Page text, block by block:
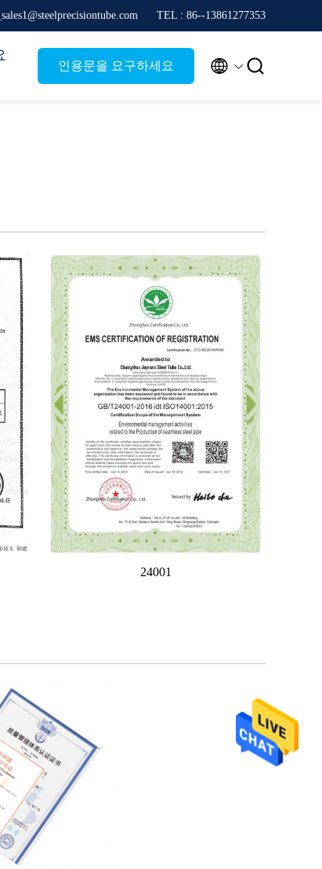
TEL : 86--13861277353
인용문을 요구하세요  
24001